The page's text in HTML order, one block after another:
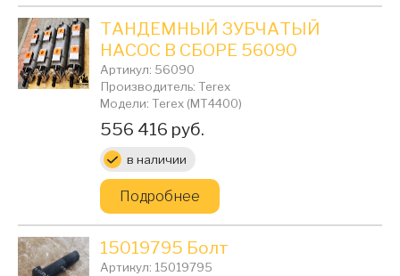
ТАНДЕМНЫЙ ЗУБЧАТЫЙ
НАСОС В СБОРЕ 56090
Артикул: 56090
Производитель: Terex
Модели: Terex (MT4400)
Цена:
556 416 руб.
в наличии
Подробнее
15019795 Болт
Артикул: 15019795